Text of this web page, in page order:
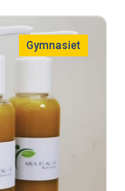
Gymnasiet